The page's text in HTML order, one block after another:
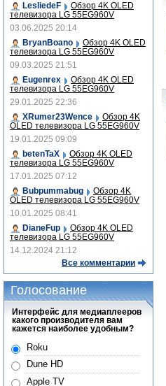
LesliedeF
Обзор 4K OLED
телевизора LG 55EG960V
03.06.2025 20:14
BryanBoano
Обзор 4K OLED
телевизора LG 55EG960V
09.03.2025 21:51
Eugenrex
Обзор 4K OLED
телевизора LG 55EG960V
29.01.2025 22:36
XRumer23Wence
Обзор 4K
OLED телевизора LG 55EG960V
19.01.2025 09:09
betenTaX
Обзор 4K OLED
телевизора LG 55EG960V
17.01.2025 07:12
Bubpummabug
Обзор 4K
OLED телевизора LG 55EG960V
10.01.2025 08:41
DianeFup
Обзор 4K OLED
телевизора LG 55EG960V
14.12.2024 21:12
Все комментарии
Голосование
Интерфейс для медиаплееров
какого производителя вам
кажется наиболее удобным?
Roku
Dune HD
Apple TV